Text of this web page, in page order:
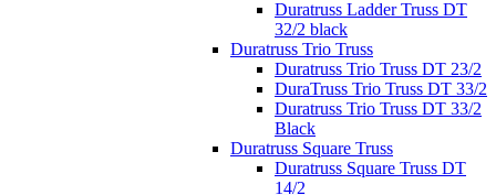
Duratruss Ladder Truss DT
32/2 black
Duratruss Trio Truss
Duratruss Trio Truss DT 23/2
DuraTruss Trio Truss DT 33/2
Duratruss Trio Truss DT 33/2
Black
Duratruss Square Truss
Duratruss Square Truss DT
14/2